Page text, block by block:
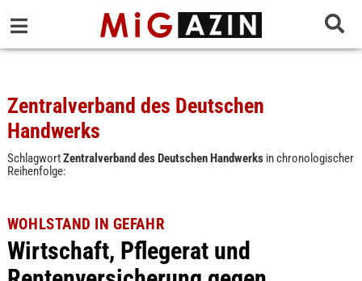
Zentralverband des Deutschen
Handwerks
SchlagwortZentralverband des Deutschen Handwerksin chronologischer
Reihenfolge:
WOHLSTAND IN GEFAHR
Wirtschaft, Pflegerat und